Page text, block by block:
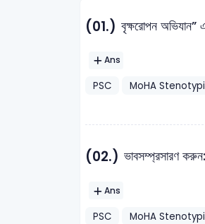
(01.) বৃক্ষরোপন অভিযান”
Ans
PSC MoHA
(02.) ভাবসম্প্রসারণ
Ans
PSC MoHA